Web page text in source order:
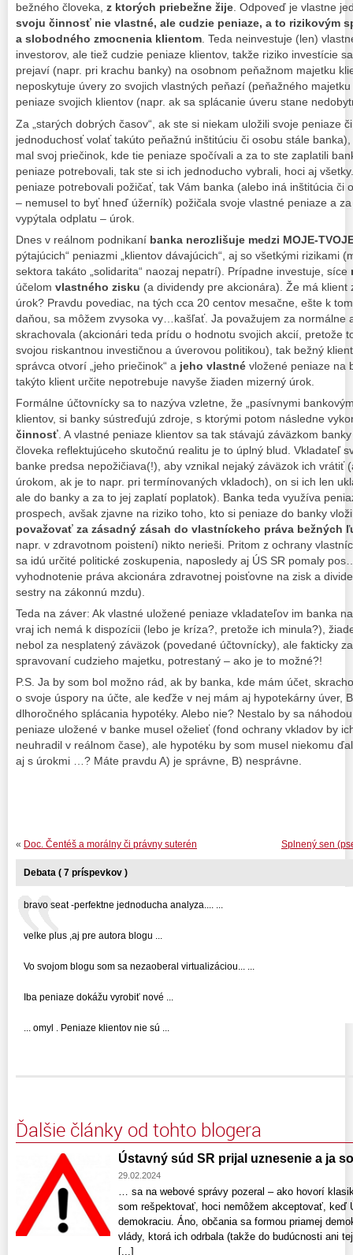
bežného človeka, z ktorých priebežne žije. Odpoveď je vlastne
svoju činnosť nie vlastné, ale cudzie peniaze, a to rizikovým
a slobodného zmocnenia klientom. Teda neinvestuje (len)
investorov, ale tiež cudzie peniaze klientov, takže riziko investície
prejaví (napr. pri krachu banky) na osobnom peňažnom majetku
neposkytuje úvery zo svojich vlastných peňazí (peňažného
peniaze svojich klientov (napr. ak sa splácanie úveru stane
Za „starých dobrých časov“, ak ste si niekam uložili svoje peniaze
jednoduchosť volať takúto peňažnú inštitúciu či osobu stále
mal svoj priečinok, kde tie peniaze spočívali a za to ste zaplatili
peniaze potrebovali, tak ste si ich jednoducho vybrali, hoci aj
peniaze potrebovali požičať, tak Vám banka (alebo iná inštitúcia či
– nemusel to byť hneď úžerník) požičala svoje vlastné peniaze a
vypýtala odplatu – úrok.
Dnes v reálnom podnikaní banka nerozlišuje medzi MOJE-
pýtajúcich“ peniazmi „klientov dávajúcich“, aj so všetkými rizikami
sektora takáto „solidarita“ naozaj nepatrí). Prípadne investuje, síce
účelom vlastného zisku (a dividendy pre akcionára). Že má
úrok? Pravdu povediac, na tých cca 20 centov mesačne, ešte k
daňou, sa môžem zvysoka vy…kašľať. Ja považujem za normálne
skrachovala (akcionári teda prídu o hodnotu svojich akcií, pretože
svojou riskantnou investičnou a úverovou politikou), tak bežný
správca otvorí „jeho priečinok“ a jeho vlastné vložené peniaze na
takýto klient určite nepotrebuje navyše žiaden mizerný úrok.
Formálne účtovnícky sa to nazýva vzletne, že „pasívnymi
klientov, si banky sústreďujú zdroje, s ktorými potom následne
činnosť . A vlastné peniaze klientov sa tak stávajú záväzkom
človeka reflektujúceho skutočnú realitu je to úplný blud. Vkladateľ
banke predsa nepožičiava(!), aby vznikal nejaký záväzok ich vrátiť
úrokom, ak je to napr. pri termínovaných vkladoch), on si ich len
ale do banky a za to jej zaplatí poplatok). Banka teda využíva
prospech, avšak zjavne na riziko toho, kto si peniaze do banky
považovať za zásadný zásah do vlastníckeho práva bežných
napr. v zdravotnom poistení) nikto nerieši. Pritom z ochrany
sa idú určité politické zoskupenia, naposledy aj ÚS SR pomaly
vyhodnotenie práva akcionára zdravotnej poisťovne na zisk a
sestry na zákonnú mzdu).
Teda na záver: Ak vlastné uložené peniaze vkladateľov im banka
vraj ich nemá k dispozícii (lebo je kríza?, pretože ich minula?),
nebol za nesplatený záväzok (povedané účtovnícky), ale fakticky
spravovaní cudzieho majetku, potrestaný – ako je to možné?!
P.S. Ja by som bol možno rád, ak by banka, kde mám účet,
o svoje úspory na účte, ale keďže v nej mám aj hypotekárny úver,
dlhoročného splácania hypotéky. Alebo nie? Nestalo by sa
peniaze uložené v banke musel oželieť (fond ochrany vkladov by
neuhradil v reálnom čase), ale hypotéku by som musel niekomu
aj s úrokmi …? Máte pravdu A) je správne, B) nesprávne.
Splnený sen
« Doc. Čentéš a morálny či právny suterén
Debata ( 7 príspevkov )
bravo seat -perfektne jednoducha analyza.... ...
velke plus ,aj pre autora blogu ...
Vo svojom blogu som sa nezaoberal virtualizáciou... ...
Iba peniaze dokážu vyrobiť nové ...
... omyl . Peniaze klientov nie sú ...
Ďalšie články od tohto blogera
Ústavný súd SR prijal uznesenie a ja
29.02.2024
… sa na webové správy pozeral – ako hovorí
som rešpektovať, hoci nemôžem akceptovať, keď
demokraciu. Áno, občania sa formou priamej
vlády, ktorá ich odrbala (takže do budúcnosti ani
[...]